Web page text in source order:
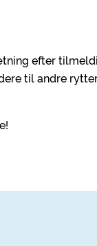
efter
til andre